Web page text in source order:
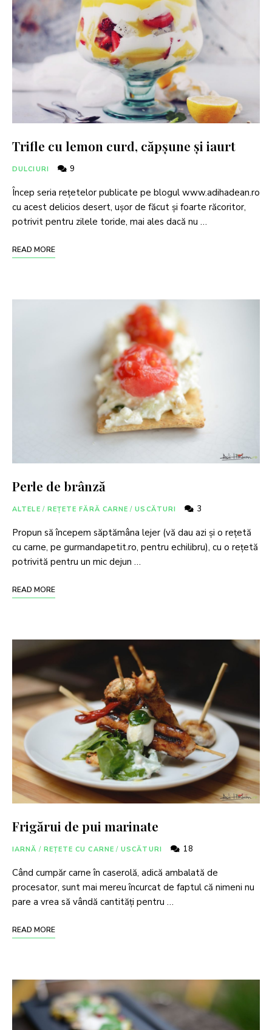
Trifle cu lemon curd, căpșune și iaurt
DULCIURI 9
Încep seria rețetelor publicate pe blogul www.adihadean.ro
cu acest delicios desert, ușor de făcut și foarte răcoritor,
potrivit pentru zilele toride, mai ales dacă nu …
READ MORE
Perle de brânză
ALTELE / REȚETE FĂRĂ CARNE / USCĂTURI 3
Propun să începem săptămâna lejer (vă dau azi și o rețetă
cu carne, pe gurmandapetit.ro, pentru echilibru), cu o rețetă
potrivită pentru un mic dejun …
READ MORE
Frigărui de pui marinate
IARNĂ / REȚETE CU CARNE / USCĂTURI 18
Când cumpăr carne în caserolă, adică ambalată de
procesator, sunt mai mereu încurcat de faptul că nimeni nu
pare a vrea să vândă cantități pentru …
READ MORE